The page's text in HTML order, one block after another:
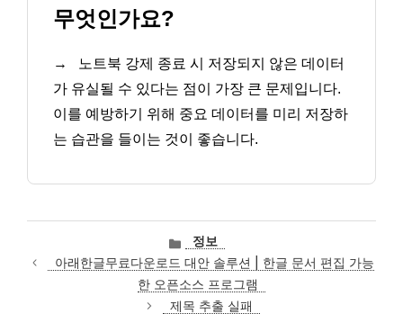
무엇인가요?
→
노트북 강제 종료 시 저장되지 않은 데이터
가 유실될 수 있다는 점이 가장 큰 문제입니다.
이를 예방하기 위해 중요 데이터를 미리 저장하
는 습관을 들이는 것이 좋습니다.
카
테
고
리
정보
아래한글무료다운로드 대안 솔루션 | 한글 문서 편집 가능
한 오픈소스 프로그램
제목 추출 실패